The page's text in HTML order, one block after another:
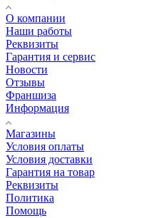
О компании
Наши работы
Реквизиты
Гарантия и сервис
Новости
Отзывы
Франшиза
Информация
Магазины
Условия оплаты
Условия доставки
Гарантия на товар
Реквизиты
Политика
Помощь